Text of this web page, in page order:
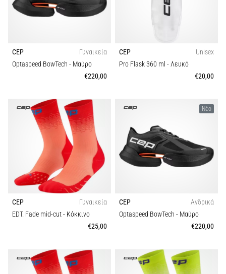
και
Πρόληψη
του
δρομέα
και
σύνδρομο
λαγονοκνημιαίας
είναι
ένα
πολύ
όλων
των
CEP
Γυναικεία
Optaspeed BowTech - Μαύρο
€220,00
CEP
Unisex
Pro Flask 360 ml - Λευκό
€20,00
CEP
Γυναικεία
EDT. Fade mid-cut- Κόκκινο
€25,00
Νέο
CEP
Ανδρικά
Optaspeed BowTech - Μαύρο
€220,00